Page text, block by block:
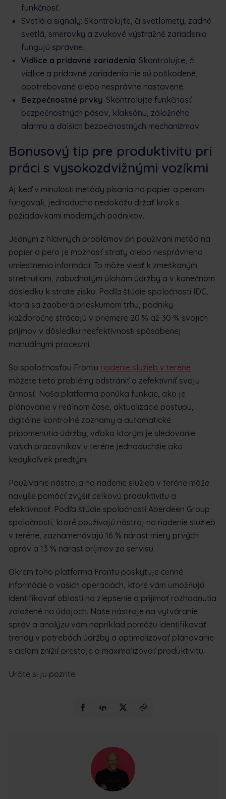
funkčnosť.
Svetlá a signály: Skontrolujte, či svetlomety, zadné
svetlá, smerovky a zvukové výstražné zariadenia
fungujú správne.
Vidlice a prídavné zariadenia: Skontrolujte, či
vidlice a prídavné zariadenia nie sú poškodené,
opotrebované alebo nesprávne nastavené.
Bezpečnostné prvky: Skontrolujte funkčnosť
bezpečnostných pásov, klaksónu, záložného
alarmu a ďalších bezpečnostných mechanizmov.
Bonusový tip pre produktivitu pri
práci s vysokozdvižnými vozíkmi
Aj keď v minulosti metódy písania na papier a perom
fungovali, jednoducho nedokážu držať krok s
požiadavkami moderných podnikov.
Jedným z hlavných problémov pri používaní metód na
papier a pero je možnosť straty alebo nesprávneho
umiestnenia informácií. To môže viesť k zmeškaným
stretnutiam, zabudnutým úlohám údržby a v konečnom
dôsledku k strate zisku. Podľa štúdie spoločnosti IDC,
ktorá sa zaoberá prieskumom trhu, podniky
každoročne strácajú v priemere 20 % až 30 % svojich
príjmov v dôsledku neefektívnosti spôsobenej
manuálnymi procesmi.
So spoločnosťou Frontu riadenie služieb v teréne
môžete tieto problémy odstrániť a zefektívniť svoju
činnosť. Naša platforma ponúka funkcie, ako je
plánovanie v reálnom čase, aktualizácie postupu,
digitálne kontrolné zoznamy a automatické
pripomenutia údržby, vďaka ktorým je sledovanie
vašich pracovníkov v teréne jednoduchšie ako
kedykoľvek predtým.
Používanie nástroja na riadenie služieb v teréne môže
navyše pomôcť zvýšiť celkovú produktivitu a
efektívnosť. Podľa štúdie spoločnosti Aberdeen Group
spoločnosti, ktoré používajú nástroj na riadenie služieb
v teréne, zaznamenávajú 16 % nárast miery prvých
opráv a 13 % nárast príjmov zo servisu.
Okrem toho platforma Frontu poskytuje cenné
informácie o vašich operáciách, ktoré vám umožňujú
identifikovať oblasti na zlepšenie a prijímať rozhodnutia
založené na údajoch. Naše nástroje na vytváranie
správ a analýzu vám napríklad pomôžu identifikovať
trendy v potrebách údržby a optimalizovať plánovanie
s cieľom znížiť prestoje a maximalizovať produktivitu.
Určite si ju pozrite.